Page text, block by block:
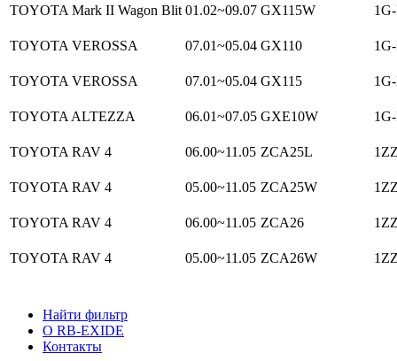
TOYOTA Mark II Wagon Blit 01.02~09.07 GX115W
TOYOTA VEROSSA 07.01~05.04 GX110
TOYOTA VEROSSA 07.01~05.04 GX115
TOYOTA ALTEZZA 06.01~07.05 GXE10W
TOYOTA RAV 4 06.00~11.05 ZCA25L
TOYOTA RAV 4 05.00~11.05 ZCA25W
TOYOTA RAV 4 06.00~11.05 ZCA26
TOYOTA RAV 4 05.00~11.05 ZCA26W
Найти фильтр
О RB-EXIDE
Контакты